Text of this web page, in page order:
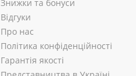
Знижки та бонуси
Відгуки
Про нас
Політика конфіденційності
Гарантія якості